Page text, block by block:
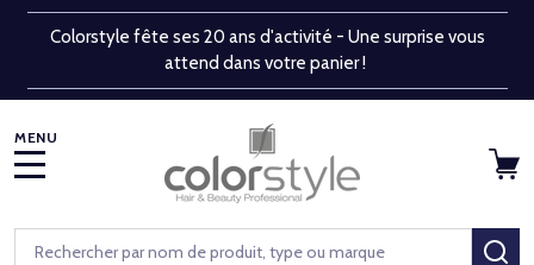
Colorstyle fête ses 20 ans d'activité - Une surprise vous
attend dans votre panier !
Rechercher